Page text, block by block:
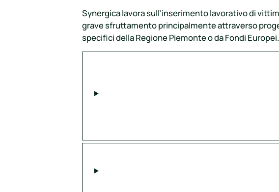
Synergica lavora sull’inserimento lavorativo di
grave sfruttamento principalmente attraverso
specifici della Regione Piemonte o da Fondi Europei.